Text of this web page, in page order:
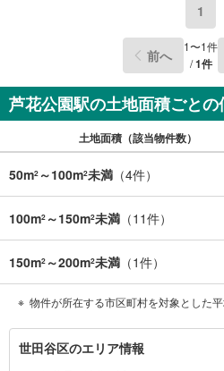
1
前へ 1〜1件
/1件
芦花公園駅の土地面積ごとの
土地面積（該当物件数）
50m2 ～100m2未満 （4件）
100m2 ～150m2未満 （11件）
150m2 ～200m2未満 （1件）
物件が所在する市区町村を対象とした平
世
田
世田谷区のエリア情報